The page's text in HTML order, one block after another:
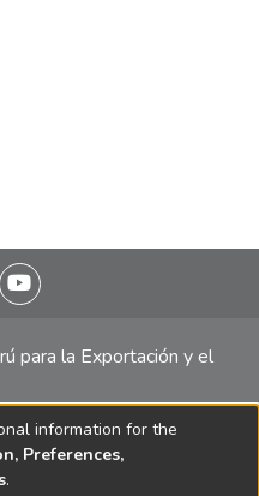
para la Exportación y el
/ 616 7400 Calle Uno
13 y 14, San Isidro -
information for the
Preferences,
.